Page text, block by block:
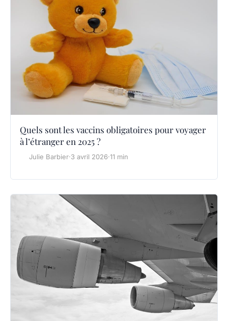
Quels sont les vaccins obligatoires pour voyager
à l’étranger en 2025 ?
Julie Barbier·3 avril 2026·11 min